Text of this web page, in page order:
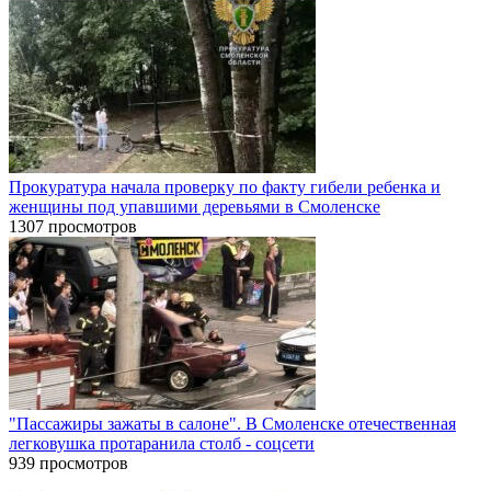
Прокуратура начала проверку по факту гибели ребенка и
женщины под упавшими деревьями в Смоленске
1307 просмотров
"Пассажиры зажаты в салоне". В Смоленске отечественная
легковушка протаранила столб - соцсети
939 просмотров